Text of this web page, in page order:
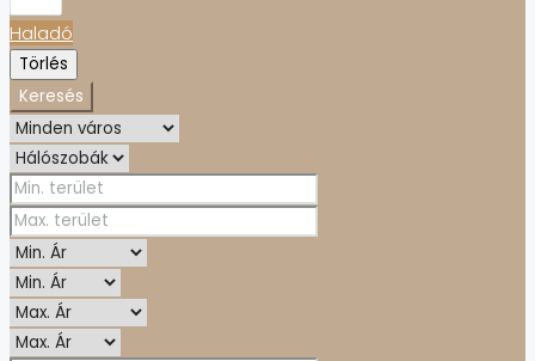
Haladó
Törlés
Keresés